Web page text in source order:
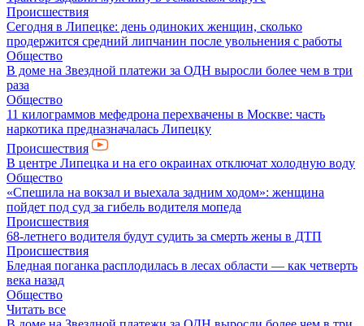
Происшествия
Сегодня в Липецке: день одиноких женщин, сколько
продержится средний липчанин после увольнения с работы
Общество
В доме на Звездной платежи за ОДН выросли более чем в три
раза
Общество
11 килограммов мефедрона перехвачены в Москве: часть
наркотика предназначалась Липецку
Происшествия
В центре Липецка и на его окраинах отключат холодную воду
Общество
«Спешила на вокзал и выехала задним ходом»: женщина
пойдет под суд за гибель водителя мопеда
Происшествия
68-летнего водителя будут судить за смерть жены в ДТП
Происшествия
Бледная поганка расплодилась в лесах области — как четверть
века назад
Общество
Читать все